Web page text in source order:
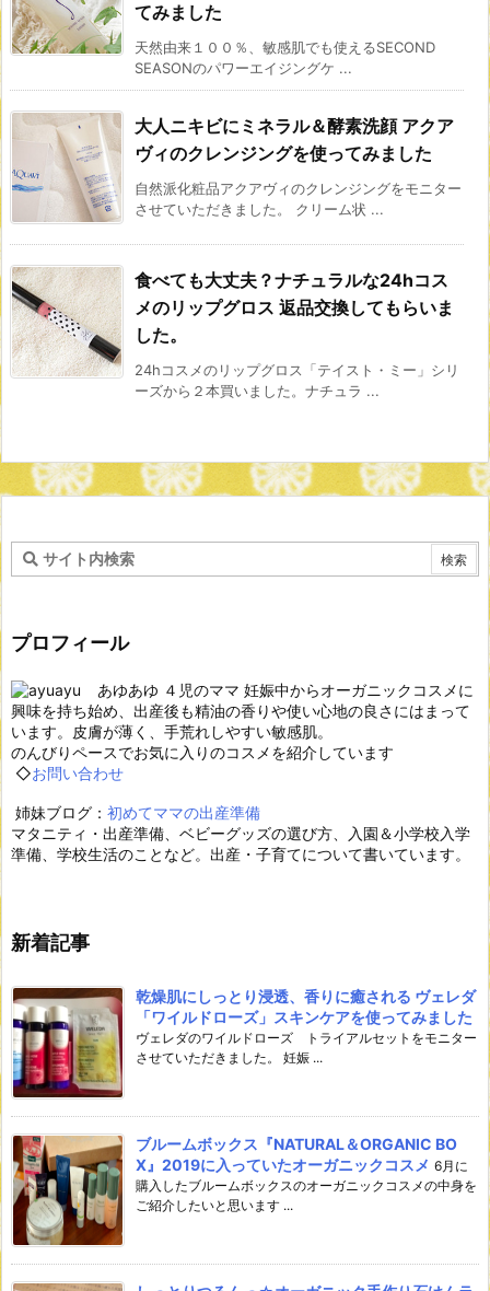
てみました
天然由来１００％、敏感肌でも使えるSECOND
SEASONのパワーエイジングケ ...
大人ニキビにミネラル＆酵素洗顔 アクア
ヴィのクレンジングを使ってみました
自然派化粧品アクアヴィのクレンジングをモニター
させていただきました。 クリーム状 ...
食べても大丈夫？ナチュラルな24hコス
メのリップグロス 返品交換してもらいま
した。
24hコスメのリップグロス「テイスト・ミー」シリ
ーズから２本買いました。ナチュラ ...
プロフィール
あゆあゆ ４児のママ 妊娠中からオーガニックコスメに
興味を持ち始め、出産後も精油の香りや使い心地の良さにはまって
います。皮膚が薄く、手荒れしやすい敏感肌。
のんびりペースでお気に入りのコスメを紹介しています
◇お問い合わせ
姉妹ブログ： 初めてママの出産準備
マタニティ・出産準備、ベビーグッズの選び方、入園＆小学校入学
準備、学校生活のことなど。出産・子育てについて書いています。
新着記事
乾燥肌にしっとり浸透、香りに癒される ヴェレダ
「ワイルドローズ」スキンケアを使ってみました
ヴェレダのワイルドローズ トライアルセットをモニター
させていただきました。 妊娠 ...
ブルームボックス『NATURAL＆ORGANIC BO
X』2019に入っていたオーガニックコスメ 6月に
購入したブルームボックスのオーガニックコスメの中身を
ご紹介したいと思います ...